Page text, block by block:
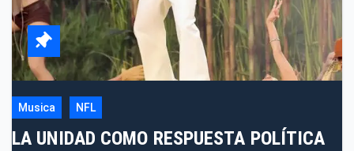
Musica NFL
LA UNIDAD COMO RESPUESTA POLÍTICA